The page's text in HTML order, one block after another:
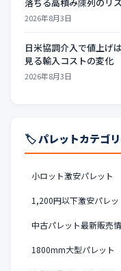
2026年8月3日
日米協調介入で値上げ
見る輸入コストの変化
2026年8月3日
🏷️ パレットカテゴ
小ロット激安パレット
1,200円以下激安パレッ
中古パレット最新販売
1800mm大型パレット